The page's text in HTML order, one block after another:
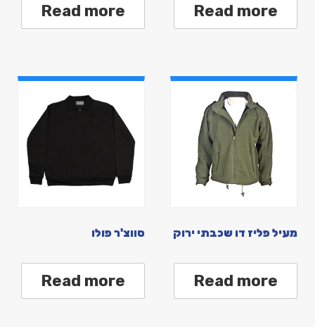
Read more
Read more
מעיל פליז דו שכבתי ירוק
Read more
סווצ'ר פולו
Read more